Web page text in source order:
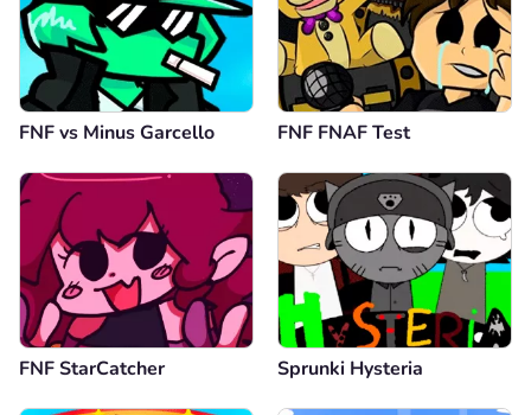
FNF vs Minus Garcello FNF FNAF Test
FNF StarCatcher Sprunki Hysteria